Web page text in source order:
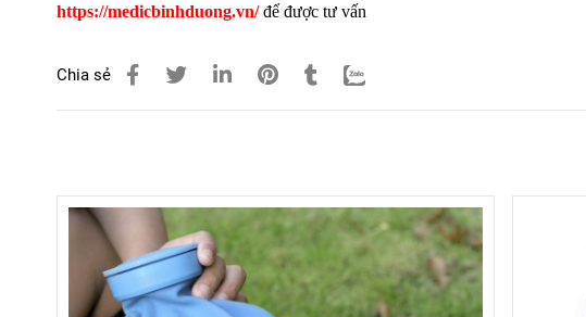
https://medicbinhduong.vn/để được tư vấn
Chia sẻ